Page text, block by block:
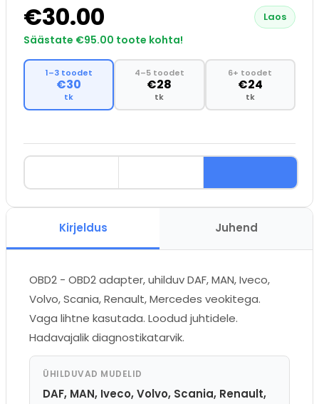
€30.00 Laos
Säästate €95.00 toote kohta!
1–3 toodet
€30
tk
4–5 toodet
€28
tk
6+ toodet
€24
tk
Kirjeldus Juhend
OBD2 - OBD2 adapter, uhilduv DAF, MAN, Iveco,
Volvo, Scania, Renault, Mercedes veokitega.
Vaga lihtne kasutada. Loodud juhtidele.
Hadavajalik diagnostikatarvik.
ÜHILDUVAD MUDELID
DAF, MAN, Iveco, Volvo, Scania, Renault,